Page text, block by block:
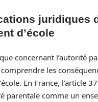
juridiques
d’école
concernant l’autorité
les
En France, l’article
parentale comme un